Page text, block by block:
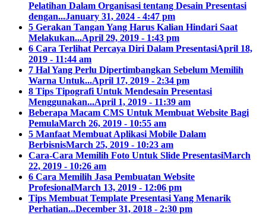
Pelatihan Dalam Organisasi tentang Desain Presentasi
dengan...January 31, 2024 - 4:47 pm
5 Gerakan Tangan Yang Harus Kalian Hindari Saat
Melakukan...April 29, 2019 - 1:43 pm
6 Cara Terlihat Percaya Diri Dalam PresentasiApril 18,
2019 - 11:44 am
7 Hal Yang Perlu Dipertimbangkan Sebelum Memilih
Warna Untuk...April 17, 2019 - 2:34 pm
8 Tips Tipografi Untuk Mendesain Presentasi
Menggunakan...April 1, 2019 - 11:39 am
Beberapa Macam CMS Untuk Membuat Website Bagi
PemulaMarch 26, 2019 - 10:55 am
5 Manfaat Membuat Aplikasi Mobile Dalam
BerbisnisMarch 25, 2019 - 10:23 am
Cara-Cara Memilih Foto Untuk Slide PresentasiMarch
22, 2019 - 10:26 am
6 Cara Memilih Jasa Pembuatan Website
ProfesionalMarch 13, 2019 - 12:06 pm
Tips Membuat Template Presentasi Yang Menarik
Perhatian...December 31, 2018 - 2:30 pm